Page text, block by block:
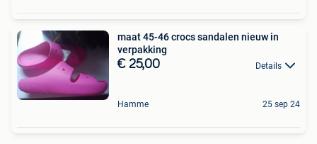
maat 45-46 crocs sandalen nieuw in
verpakking
€ 25,00 Details
Hamme 25 sep 24